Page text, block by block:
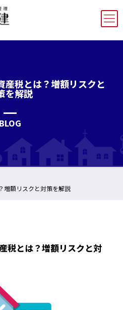
産税とは？増額リスクと
を解説
BLOG
増額リスクと対策を解説
税とは？増額リスクと対